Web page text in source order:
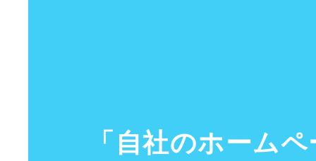
「自社のホームペ